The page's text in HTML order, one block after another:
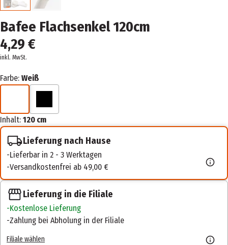
Bafee Flachsenkel 120cm
4,29 €
inkl. MwSt.
Farbe: Weiß
Inhalt: 120 cm
Lieferung nach Hause
Lieferbar in 2 - 3 Werktagen
Versandkostenfrei ab 49,00 €
Lieferung in die Filiale
Kostenlose Lieferung
Zahlung bei Abholung in der Filiale
Filiale wählen